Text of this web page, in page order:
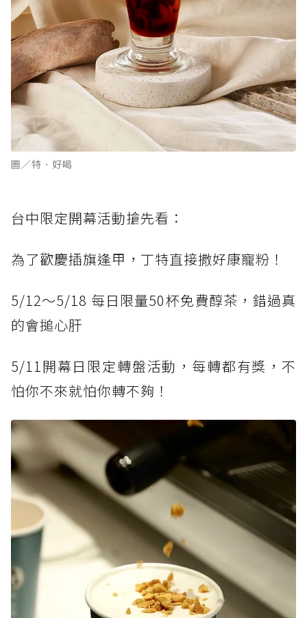
圖／特．好喝
台中限定開幕活動搶先看：
為了歡慶插旗逢甲，丁特直接撒好康寵粉！
5/12～5/18 每日限量50杯免費醇茶，錯過真
的會搥心肝
5/11開幕日限定轉盤活動，每轉都有獎，不
怕你不來就怕你轉不夠！